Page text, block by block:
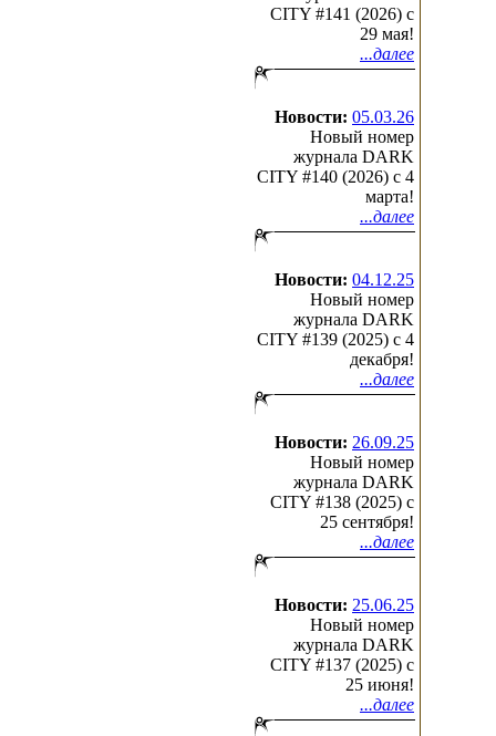
CITY #141 (2026) c
29 мая!
...далее
Новости: 05.03.26
Новый номер
журнала DARK
CITY #140 (2026) c 4
марта!
...далее
Новости: 04.12.25
Новый номер
журнала DARK
CITY #139 (2025) c 4
декабря!
...далее
Новости: 26.09.25
Новый номер
журнала DARK
CITY #138 (2025) c
25 сентября!
...далее
Новости: 25.06.25
Новый номер
журнала DARK
CITY #137 (2025) c
25 июня!
...далее